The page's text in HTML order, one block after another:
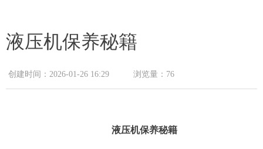
液压机保养秘籍
液压机保养秘籍
创建时间： 2026-01-26 16:29 浏览量： 76